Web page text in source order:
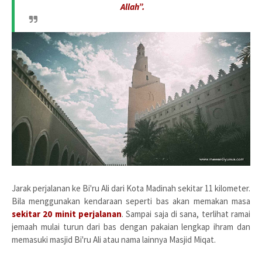
Allah”.
Jarak perjalanan ke Bi'ru Ali dari Kota Madinah sekitar 11 kilometer.
Bila menggunakan kendaraan seperti bas akan memakan masa
sekitar 20 minit perjalanan. Sampai saja di sana, terlihat ramai
jemaah mulai turun dari bas dengan pakaian lengkap ihram dan
memasuki masjid Bi'ru Ali atau nama lainnya Masjid Miqat.